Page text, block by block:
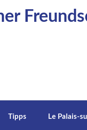
Tipps Le Palais-